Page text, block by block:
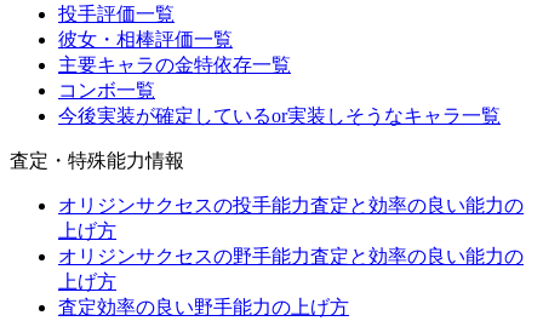
投手評価一覧
彼女・相棒評価一覧
主要キャラの金特依存一覧
コンボ一覧
今後実装が確定しているor実装しそうなキャラ一覧
査定・特殊能力情報
オリジンサクセスの投手能力査定と効率の良い能力の
上げ方
オリジンサクセスの野手能力査定と効率の良い能力の
上げ方
査定効率の良い野手能力の上げ方